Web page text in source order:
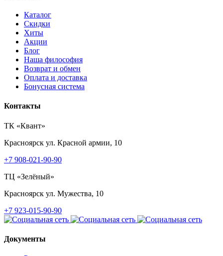
Каталог
Скидки
Хиты
Акции
Блог
Наша философия
Возврат и обмен
Оплата и доставка
Бонусная система
Контакты
ТК «Квант»
Красноярск ул. Красной армии, 10
+7 908-021-90-90
ТЦ «Зелёный»
Красноярск ул. Мужества, 10
+7 923-015-90-90
Документы